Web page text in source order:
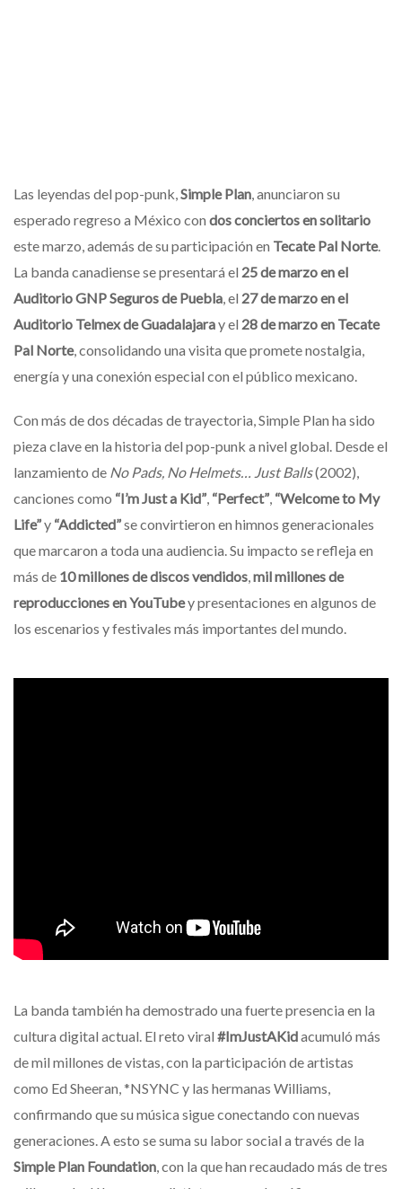
Las leyendas del pop-punk,Simple Plan, anunciaron su
esperado regreso a México con dos conciertos en solitario
este marzo, además de su participación en Tecate Pal Norte.
La banda canadiense se presentará el 25 de marzo en el
Auditorio GNP Seguros de Puebla, el 27 de marzo en el
Auditorio Telmex de Guadalajaray el 28 de marzo en Tecate
Pal Norte, consolidando una visita que promete nostalgia,
energía y una conexión especial con el público mexicano.
Con más de dos décadas de trayectoria, Simple Plan ha sido
pieza clave en la historia del pop-punk a nivel global. Desde el
lanzamiento de No Pads, No Helmets… Just Balls(2002),
canciones como “I’m Just a Kid”, “Perfect”, “Welcome to My
Life”y “Addicted”se convirtieron en himnos generacionales
que marcaron a toda una audiencia. Su impacto se refleja en
más de 10 millones de discos vendidos,mil millones de
reproducciones en YouTubey presentaciones en algunos de
los escenarios y festivales más importantes del mundo.
La banda también ha demostrado una fuerte presencia en la
cultura digital actual. El reto viral #ImJustAKidacumuló más
de mil millones de vistas, con la participación de artistas
como Ed Sheeran, *NSYNC y las hermanas Williams,
confirmando que su música sigue conectando con nuevas
generaciones. A esto se suma su labor social a través de la
Simple Plan Foundation, con la que han recaudado más de tres